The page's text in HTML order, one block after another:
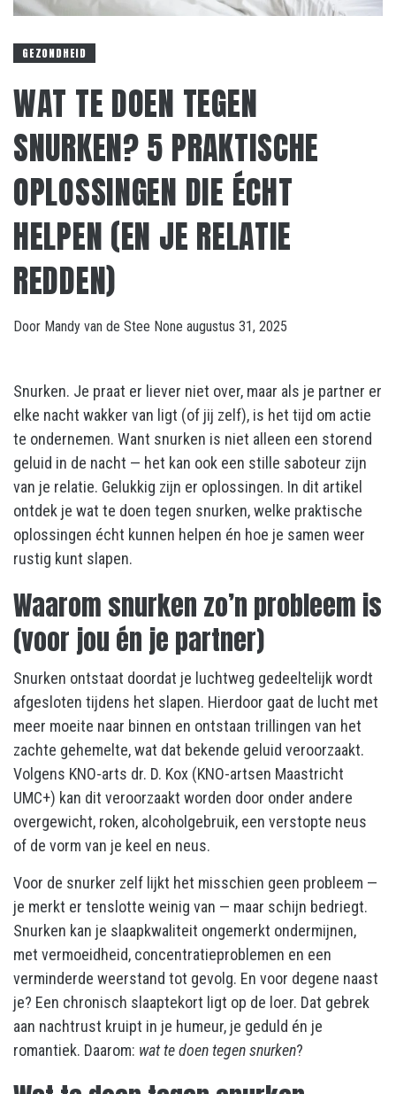
GEZONDHEID
WAT TE DOEN TEGEN
SNURKEN? 5 PRAKTISCHE
OPLOSSINGEN DIE ÉCHT
HELPEN (EN JE RELATIE
REDDEN)
Door Mandy van de Stee None augustus 31, 2025
Snurken. Je praat er liever niet over, maar als je partner er
elke nacht wakker van ligt (of jij zelf), is het tijd om actie
te ondernemen. Want snurken is niet alleen een storend
geluid in de nacht — het kan ook een stille saboteur zijn
van je relatie. Gelukkig zijn er oplossingen. In dit artikel
ontdek je wat te doen tegen snurken, welke praktische
oplossingen écht kunnen helpen én hoe je samen weer
rustig kunt slapen.
Waarom snurken zo’n probleem is
(voor jou én je partner)
Snurken ontstaat doordat je luchtweg gedeeltelijk wordt
afgesloten tijdens het slapen. Hierdoor gaat de lucht met
meer moeite naar binnen en ontstaan trillingen van het
zachte gehemelte, wat dat bekende geluid veroorzaakt.
Volgens KNO-arts dr. D. Kox (KNO-artsen Maastricht
UMC+) kan dit veroorzaakt worden door onder andere
overgewicht, roken, alcoholgebruik, een verstopte neus
of de vorm van je keel en neus.
Voor de snurker zelf lijkt het misschien geen probleem —
je merkt er tenslotte weinig van — maar schijn bedriegt.
Snurken kan je slaapkwaliteit ongemerkt ondermijnen,
met vermoeidheid, concentratieproblemen en een
verminderde weerstand tot gevolg. En voor degene naast
je? Een chronisch slaaptekort ligt op de loer. Dat gebrek
aan nachtrust kruipt in je humeur, je geduld én je
romantiek. Daarom: wat te doen tegen snurken?